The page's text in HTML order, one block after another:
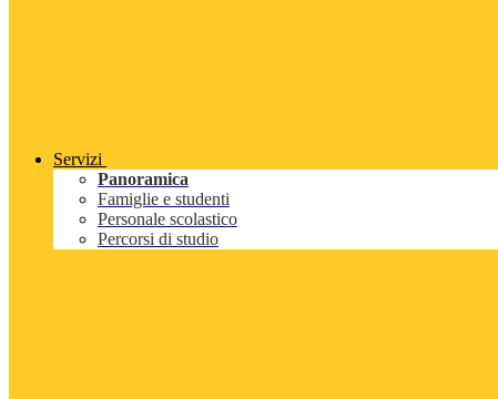
Servizi
Panoramica
Famiglie e studenti
Personale scolastico
Percorsi di studio